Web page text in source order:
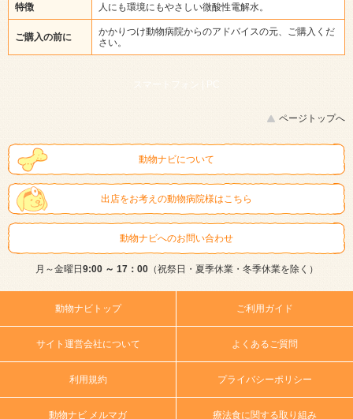
特徴 人にも環境にもやさしい微酸性電解水。
ご購入の前に
かかりつけ動物病院からのアドバイスの元、ご購入くだ
さい。
スマートフォン |
ページトップへ
動物ナビについて
出店をお考えの動物病院様はこちら
動物ナビへのお問い合わせ
月～金曜日9:00 ～ 17：00（祝祭日・夏季休業・冬季休業を除く）
動物ナビトップ ご利用ガイド
サイト運営会社について よくあるご質問
利用規約 プライバシーポリシー
動物ナビ メルマガ 療法食に関する取り組み